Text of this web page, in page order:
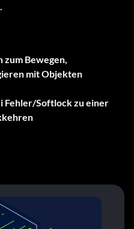
zum Bewegen,
mit Objekten
Fehler/Softlock zu einer